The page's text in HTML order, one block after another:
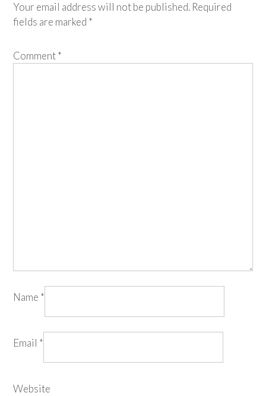
Your email address will not be published. Required
fields are marked *
Comment*
Name *
Email *
Website